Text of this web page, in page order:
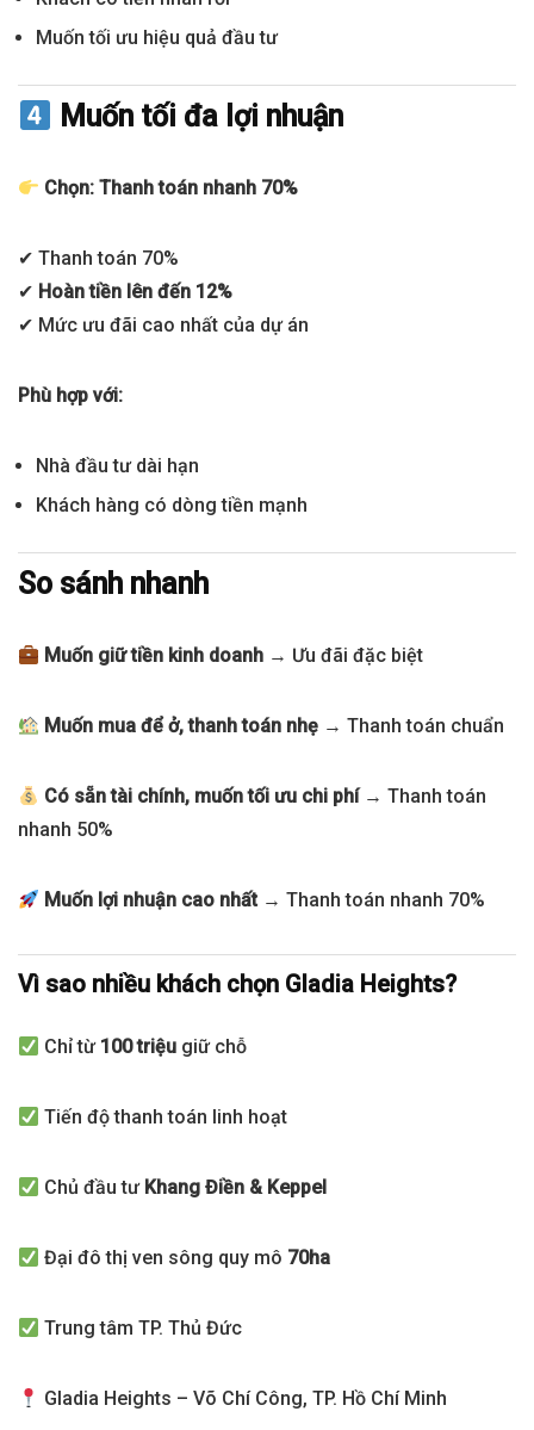
Muốn tối ưu hiệu quả đầu tư
Muốn tối đa lợi nhuận
Chọn: Thanh toán nhanh 70%
✔ Thanh toán 70%
✔ Hoàn tiền lên đến 12%
✔ Mức ưu đãi cao nhất của dự án
Phù hợp với:
Nhà đầu tư dài hạn
Khách hàng có dòng tiền mạnh
So sánh nhanh
Muốn giữ tiền kinh doanh → Ưu đãi đặc biệt
Muốn mua để ở, thanh toán nhẹ → Thanh toán chuẩn
Có sẵn tài chính, muốn tối ưu chi phí→ Thanh toán
nhanh 50%
Muốn lợi nhuận cao nhất→ Thanh toán nhanh 70%
Vì sao nhiều khách chọn Gladia Heights?
Chỉ từ 100 triệu giữ chỗ
Tiến độ thanh toán linh hoạt
Chủ đầu tư Khang Điền & Keppel
Đại đô thị ven sông quy mô 70ha
Trung tâm TP. Thủ Đức
Gladia Heights – Võ Chí Công, TP. Hồ Chí Minh